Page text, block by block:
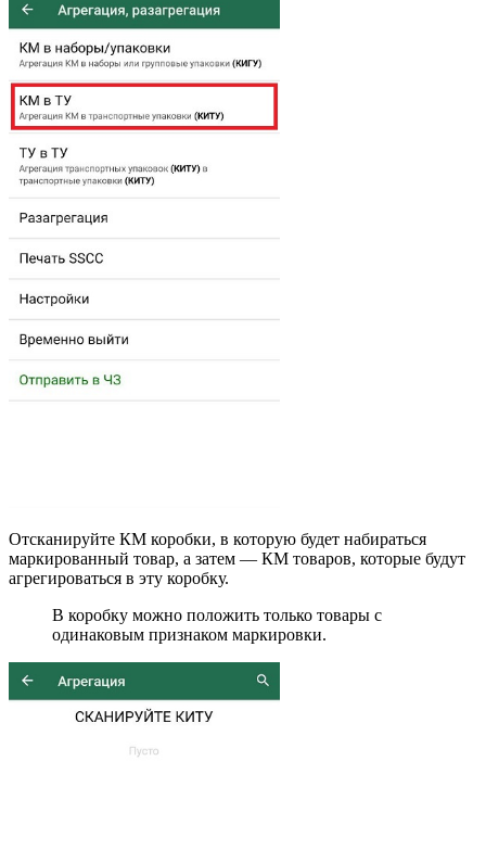
Отсканируйте КМ коробки, в которую будет набираться
маркированный товар, а затем — КМ товаров, которые будут
агрегироваться в эту коробку.
В коробку можно положить только товары с
одинаковым признаком маркировки.